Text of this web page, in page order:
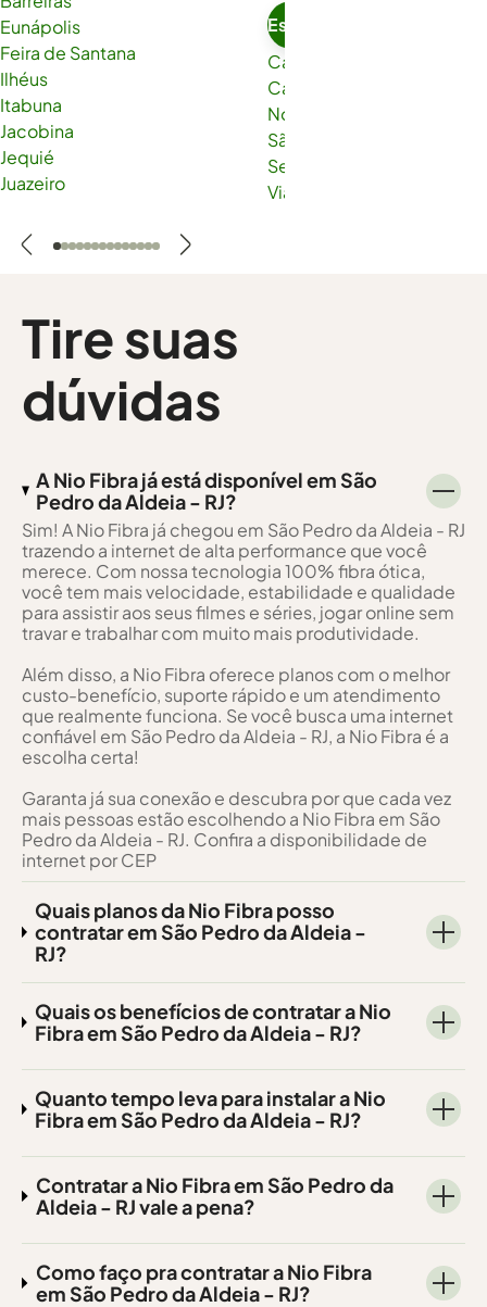
Eunápolis
Feira de Santana
Ilhéus
Itabuna
Jacobina
Jequié
Juazeiro
Espírito Santo
Cachoeiro de Itapemirim
Cariacica
Nova Venécia
São Gabriel da Palha
Serra
Viana
Tire suas
dúvidas
A Nio Fibra já está disponível em São
Pedro da Aldeia - RJ?
Sim! A Nio Fibra já chegou em São Pedro da Aldeia - RJ
trazendo a internet de alta performance que você
merece. Com nossa tecnologia 100% fibra ótica,
você tem mais velocidade, estabilidade e qualidade
para assistir aos seus filmes e séries, jogar online sem
travar e trabalhar com muito mais produtividade.
Além disso, a Nio Fibra oferece planos com o melhor
custo-benefício, suporte rápido e um atendimento
que realmente funciona. Se você busca uma internet
confiável em São Pedro da Aldeia - RJ, a Nio Fibra é a
escolha certa!
Garanta já sua conexão e descubra por que cada vez
mais pessoas estão escolhendo a Nio Fibra em São
Pedro da Aldeia - RJ. Confira a disponibilidade de
internet por CEP
Quais planos da Nio Fibra posso
contratar em São Pedro da Aldeia -
RJ?
Quais os benefícios de contratar a Nio
Fibra em São Pedro da Aldeia - RJ?
Quanto tempo leva para instalar a Nio
Fibra em São Pedro da Aldeia - RJ?
Contratar a Nio Fibra em São Pedro da
Aldeia - RJ vale a pena?
Como faço pra contratar a Nio Fibra
em São Pedro da Aldeia - RJ?